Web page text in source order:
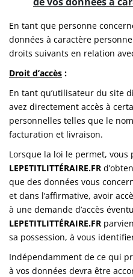
En tant que personne
données à caractère
droits suivants en relation
Droit d’accès :
En tant qu’utilisateur du site
avez directement accès à
personnelles telles que le
facturation et livraison.
Lorsque la loi le permet, vous
LEPETITLITTÉRAIRE.FR
que des données vous
et dans l’affirmative, avoir
à une demande d’accès
LEPETITLITTÉRAIRE.FR
sa possession, à vous
Indépendamment de ce qui
à vos données devra être